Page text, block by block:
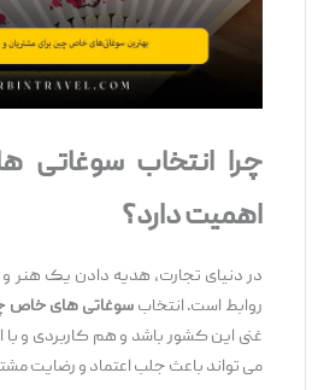
چرا انتخاب سوغاتی
اهمیت دارد؟
در دنیای تجارت، هدیه دادن یک هنر و
روابط است. انتخابسوغاتی‌های خاص
غنی این کشور باشد و هم کاربردی و با
می ‌تواند باعث جلب اعتماد و رضایت